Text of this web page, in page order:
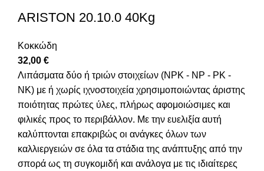
ARISTON 20.10.0 40Kg
Κοκκώδη
32,00 €
Λιπάσματα δύο ή τριών στοιχείων (NPK - NP - PK -
NK) με ή χωρίς ιχνοστοιχεία χρησιμοποιώντας άριστης
ποιότητας πρώτες ύλες, πλήρως αφομοιώσιμες και
φιλικές προς το περιβάλλον. Με την ευελιξία αυτή
καλύπτονται επακριβώς οι ανάγκες όλων των
καλλιεργειών σε όλα τα στάδια της ανάπτυξης από την
σπορά ως τη συγκομιδή και ανάλογα με τις ιδιαίτερες